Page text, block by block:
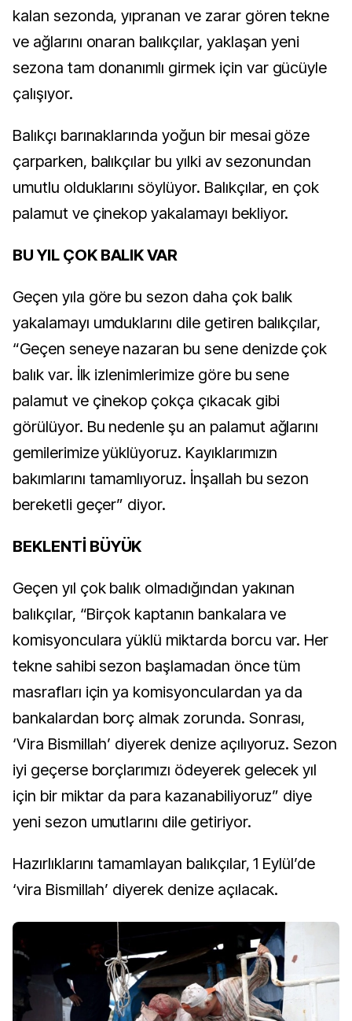
kalan sezonda, yıpranan ve zarar gören tekne
ve ağlarını onaran balıkçılar, yaklaşan yeni
sezona tam donanımlı girmek için var gücüyle
çalışıyor.
Balıkçı barınaklarında yoğun bir mesai göze
çarparken, balıkçılar bu yılki av sezonundan
umutlu olduklarını söylüyor. Balıkçılar, en çok
palamut ve çinekop yakalamayı bekliyor.
BU YIL ÇOK BALIK VAR
Geçen yıla göre bu sezon daha çok balık
yakalamayı umduklarını dile getiren balıkçılar,
“Geçen seneye nazaran bu sene denizde çok
balık var. İlk izlenimlerimize göre bu sene
palamut ve çinekop çokça çıkacak gibi
görülüyor. Bu nedenle şu an palamut ağlarını
gemilerimize yüklüyoruz. Kayıklarımızın
bakımlarını tamamlıyoruz. İnşallah bu sezon
bereketli geçer” diyor.
BEKLENTİ BÜYÜK
Geçen yıl çok balık olmadığından yakınan
balıkçılar, “Birçok kaptanın bankalara ve
komisyonculara yüklü miktarda borcu var. Her
tekne sahibi sezon başlamadan önce tüm
masrafları için ya komisyonculardan ya da
bankalardan borç almak zorunda. Sonrası,
‘Vira Bismillah’ diyerek denize açılıyoruz. Sezon
iyi geçerse borçlarımızı ödeyerek gelecek yıl
için bir miktar da para kazanabiliyoruz” diye
yeni sezon umutlarını dile getiriyor.
Hazırlıklarını tamamlayan balıkçılar, 1 Eylül’de
‘vira Bismillah’ diyerek denize açılacak.